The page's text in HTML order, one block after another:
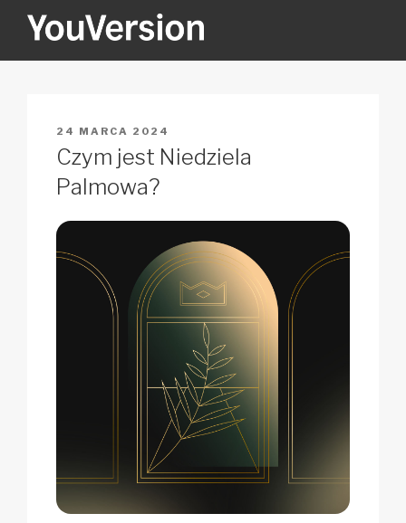
YOUVERSION
OPUBLIKOWANE
W
24 MARCA 2024
Czym jest Niedziela
Palmowa?